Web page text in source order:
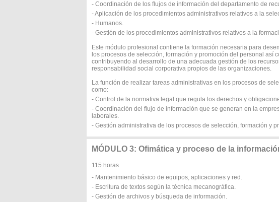
- Coordinación de los flujos de información del departamento de
- Aplicación de los procedimientos administrativos relativos a la
- Humanos.
- Gestión de los procedimientos administrativos relativos a la
Este módulo profesional contiene la formación necesaria para
los procesos de selección, formación y promoción del personal así
contribuyendo al desarrollo de una adecuada gestión de los
responsabilidad social corporativa propios de las organizaciones.
La función de realizar tareas administrativas en los procesos de
como:
- Control de la normativa legal que regula los derechos y
- Coordinación del flujo de información que se generan en la
laborales.
- Gestión administrativa de los procesos de selección, formación y
MÓDULO 3: Ofimática y proceso de la
115 horas
- Mantenimiento básico de equipos, aplicaciones y red.
- Escritura de textos según la técnica mecanográfica.
- Gestión de archivos y búsqueda de información.